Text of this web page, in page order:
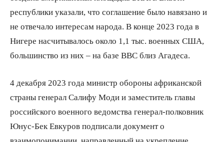
республики указали, что соглашение было навязано и
не отвечало интересам народа. В конце 2023 года в
Нигере насчитывалось около 1,1 тыс. военных США,
большинство из них – на базе ВВС близ Агадеса.
4 декабря 2023 года министр обороны африканской
страны генерал Салифу Моди и заместитель главы
российского военного ведомства генерал-полковник
Юнус-Бек Евкуров подписали документ о
взаимопонимании, направленный на укрепление